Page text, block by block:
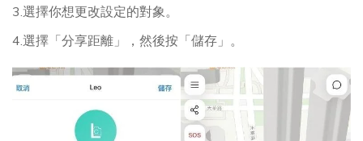
3.選擇你想更改設定的對象。
4.選擇「分享距離」，然後按「儲存」。